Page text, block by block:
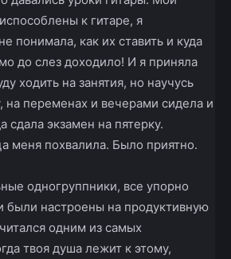
к гитаре, я
понимала, как их ставить и куда
до слез доходило! И я приняла
ходить на занятия, но научусь
на переменах и вечерами сидела и
сдала экзамен на пятерку.
меня похвалила. Было приятно.
одногруппники, все упорно
были настроены на продуктивную
одним из самых
твоя душа лежит к этому,